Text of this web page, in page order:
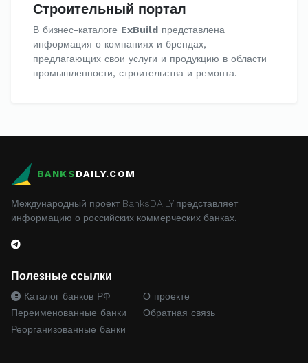
Строительный портал
В бизнес-каталоге ExBuild представлена
информация о компаниях и брендах,
предлагающих свои услуги и продукцию в области
промышленности, строительства и ремонта.
BANKSDAILY.COM
Международный проект BanksDAILY представляет
информацию о российских коммерческих банках.
Полезные ссылки
Каталог банков РФ
Переименованные банки
Реорганизованные банки
О проекте
Обратная связь